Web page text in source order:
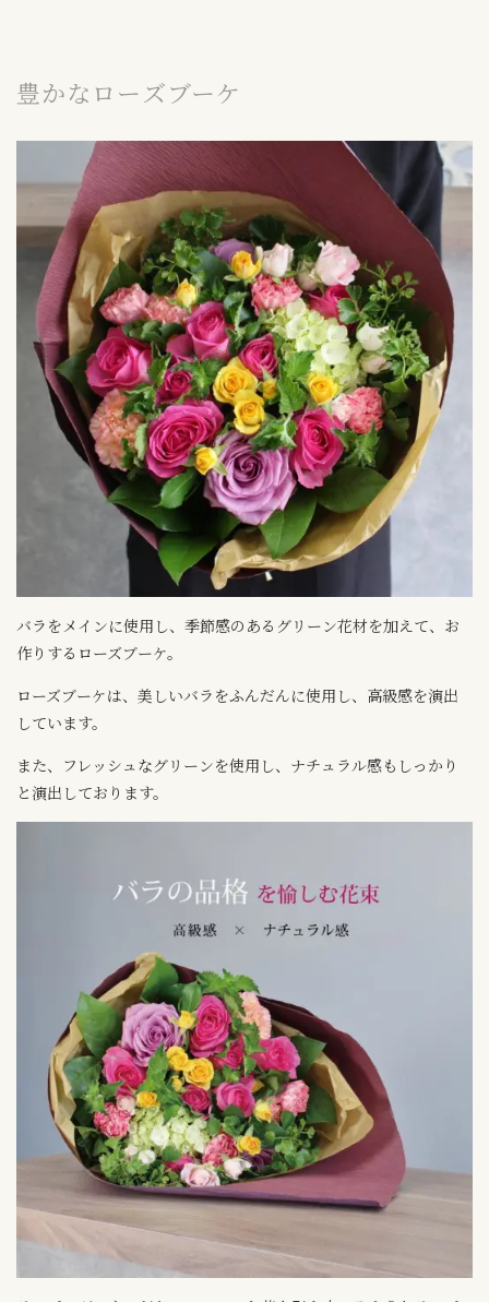
豊かなローズブーケ
バラをメインに使用し、季節感のあるグリーン花材を加えて、お
作りするローズブーケ。
ローズブーケは、美しいバラをふんだんに使用し、高級感を演出
しています。
また、フレッシュなグリーンを使用し、ナチュラル感もしっかり
と演出しております。